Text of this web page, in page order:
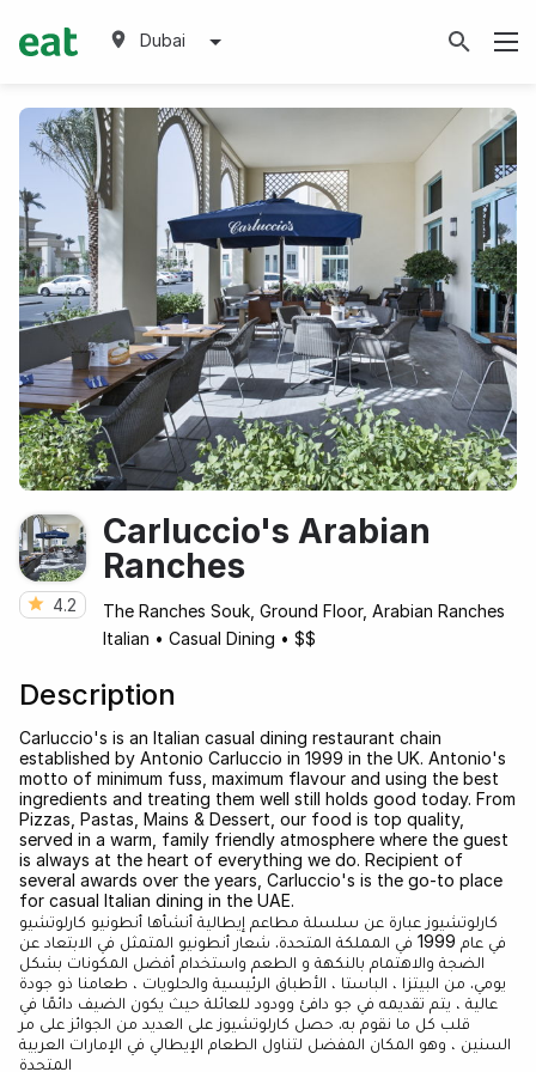
Dubai
4.2
Carluccio's Arabian
Ranches
The Ranches Souk, Ground Floor, Arabian Ranches
Italian • Casual Dining • $$
Description
Carluccio's is an Italian casual dining restaurant chain
established by Antonio Carluccio in 1999 in the UK. Antonio's
motto of minimum fuss, maximum flavour and using the best
ingredients and treating them well still holds good today. From
Pizzas, Pastas, Mains & Dessert, our food is top quality,
served in a warm, family friendly atmosphere where the guest
is always at the heart of everything we do. Recipient of
several awards over the years, Carluccio's is the go-to place
for casual Italian dining in the UAE.
كارلوتشيوز عبارة عن سلسلة مطاعم إيطالية أنشأها أنطونيو كارلوتشيو
في عام 1999 في المملكة المتحدة. شعار أنطونيو المتمثل في الابتعاد عن
الضجة والاهتمام بالنكهة و الطعم واستخدام أفضل المكونات بشكل
يومي. من البيتزا ، الباستا ، الأطباق الرئيسية والحلويات ، طعامنا ذو جودة
عالية ، يتم تقديمه في جو دافئ وودود للعائلة حيث يكون الضيف دائمًا في
قلب كل ما نقوم به. حصل كارلوتشيوز على العديد من الجوائز على مر
السنين ، وهو المكان المفضل لتناول الطعام الإيطالي في الإمارات العربية
المتحدة